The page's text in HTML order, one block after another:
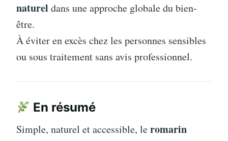
naturel dans une approche globale du bien-
être.
À éviter en excès chez les personnes sensibles
ou sous traitement sans avis professionnel.
En résumé
Simple, naturel et accessible, leromarin